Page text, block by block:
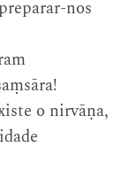
nos
o nirvāṇa,